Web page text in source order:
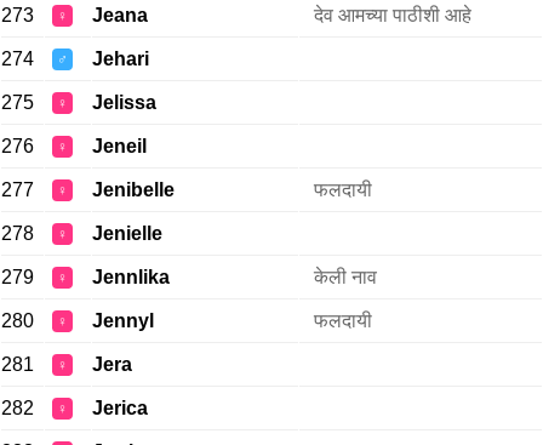
273 ♀ Jeana देव आमच्या पाठीशी आहे
274 ♂ Jehari
275 ♀ Jelissa
276 ♀ Jeneil
277 ♀ Jenibelle फलदायी
278 ♀ Jenielle
279 ♀ Jennlika केली नाव
280 ♀ Jennyl फलदायी
281 ♀ Jera
282 ♀ Jerica